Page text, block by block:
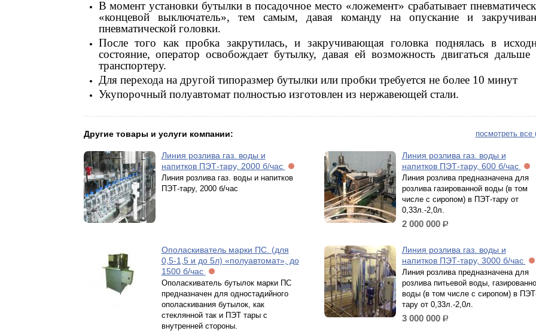
В момент установки бутылки в посадочное место «ложемент» срабатывает
«концевой выключатель», тем самым, давая команду на опускание и
пневматической головки.
После того как пробка закрутилась, и закручивающая головка поднялась в
состояние, оператор освобождает бутылку, давая ей возможность двигаться дальше
транспортеру.
Для перехода на другой типоразмер бутылки или пробки требуется не более 10 минут
Укупорочный полуавтомат полностью изготовлен из нержавеющей стали.
посмотреть все
Другие товары и услуги компании:
Линия розлива газ. воды и
напитков ПЭТ-тару, 2000 б/час
Линия розлива газ. воды и напитков
ПЭТ-тару, 2000 б/час
Линия розлива газ. воды и
напитков ПЭТ-тару, 600 б/час
Линия розлива предназначена для
розлива газированной воды (в том
числе с сиропом) в ПЭТ-тару от
0,33л.-2,0л.
2 000 000 р.
Ополаскиватель марки ПС. (для
0,5-1,5 и до 5л) «полуавтомат», до
1500 б/час
Ополаскиватель бутылок марки ПС
предназначен для одностадийного
ополаскивания бутылок, как
стеклянной так и ПЭТ тары с
внутренней стороны.
Линия розлива газ. воды и
напитков ПЭТ-тару, 3000 б/час
Линия розлива предназначена для
розлива питьевой воды,
воды (в том числе с сиропом) в
тару от 0,33л.-2,0л.
3 000 000 р.